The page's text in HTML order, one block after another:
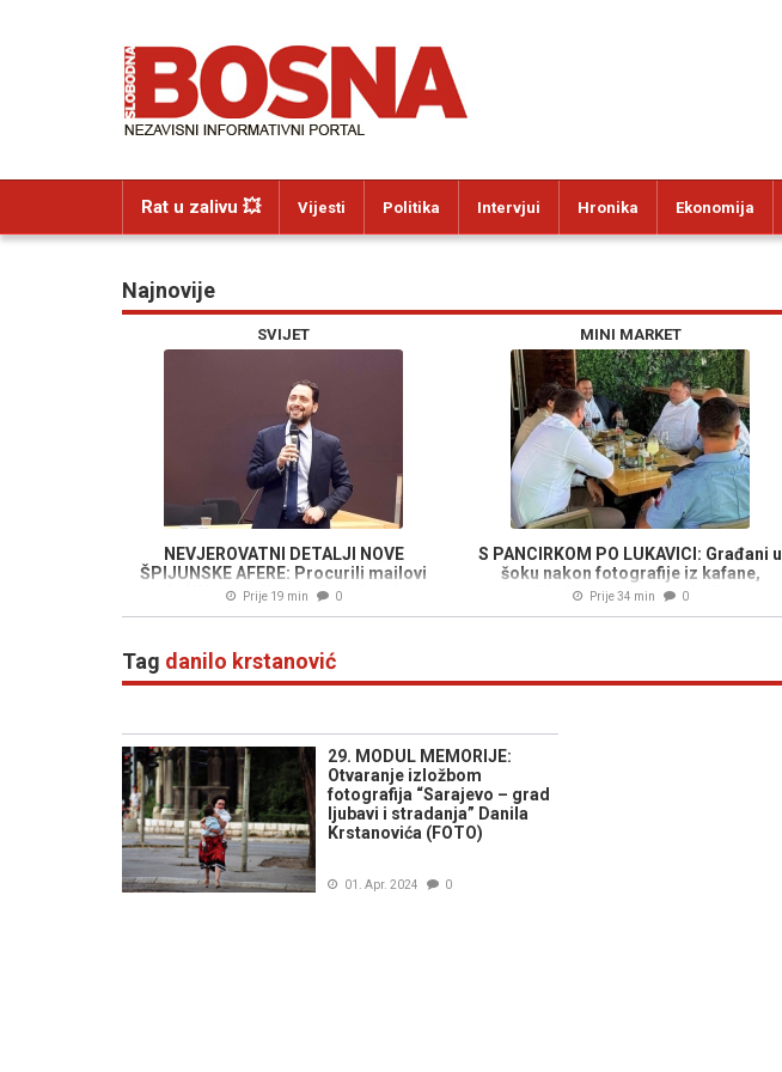
Rat u zalivu 💥 Vijesti Politika Intervjui Hronika Ekonomija
Najnovije
SVIJET
NEVJEROVATNI DETALJI NOVE
ŠPIJUNSKE AFERE: Procurili mailovi
šefa UN-a, godinama Izraelu tajno
Prije 19 min 0
MINI MARKET
S PANCIRKOM PO LUKAVICI: Građani u
šoku nakon fotografije iz kafane,
uslijedile su burne reakcije...
Prije 34 min 0
Tag danilo krstanović
29. MODUL MEMORIJE:
Otvaranje izložbom
fotografija “Sarajevo – grad
ljubavi i stradanja” Danila
Krstanovića (FOTO)
01. Apr. 2024 0